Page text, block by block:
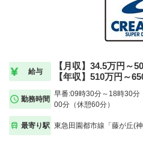
給与
【月収】34.5万円～
【年収】510万円～
勤務時間
早番:09時30分～18時30分
00分（休憩60分）
最寄り駅 東急田園都市線「藤が丘(